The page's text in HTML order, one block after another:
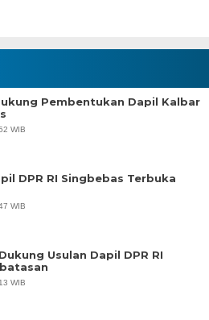
Pembentukan Dapil Kalbar
WIB
DPR RI Singbebas Terbuka
WIB
Usulan Dapil DPR RI
WIB